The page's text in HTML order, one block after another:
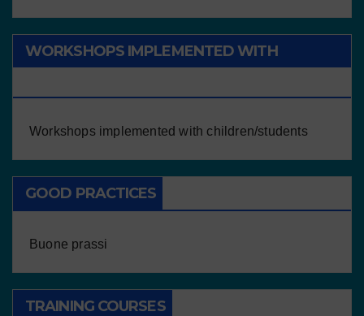
WORKSHOPS IMPLEMENTED WITH
Workshops implemented with children/students
GOOD PRACTICES
Buone prassi
TRAINING COURSES